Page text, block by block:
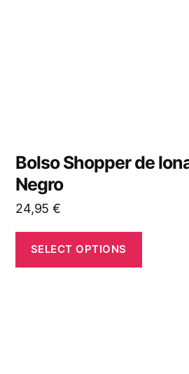
Bolso Shopper de
Negro
24,95 €
SELECT OPTIONS